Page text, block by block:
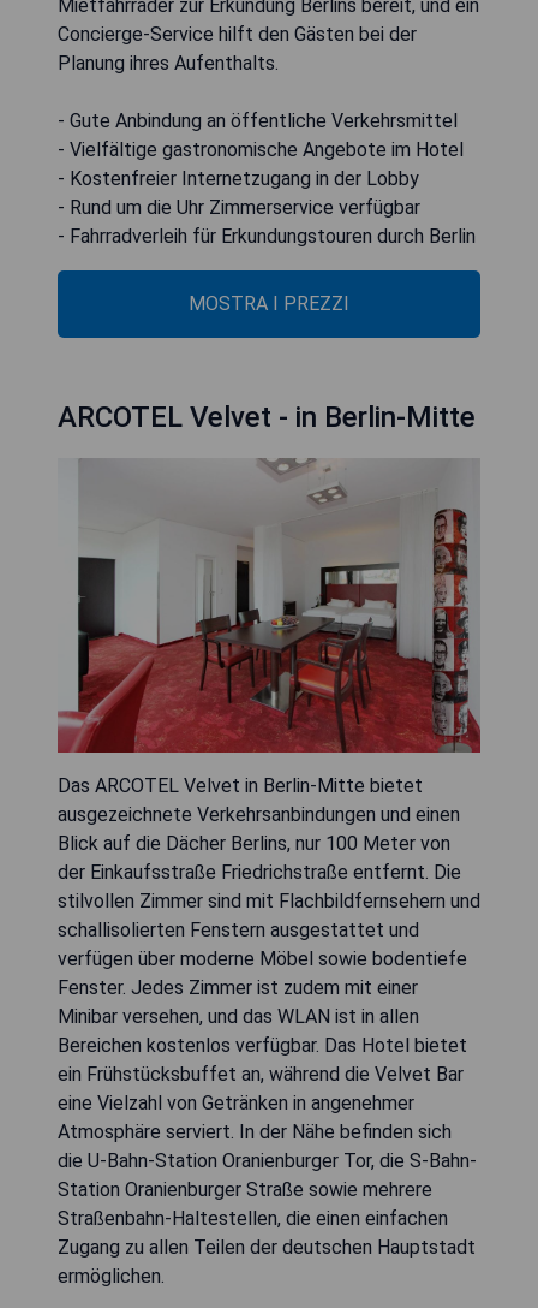
Mietfahrräder zur Erkundung Berlins bereit, und ein
Concierge-Service hilft den Gästen bei der
Planung ihres Aufenthalts.
- Gute Anbindung an öffentliche Verkehrsmittel
- Vielfältige gastronomische Angebote im Hotel
- Kostenfreier Internetzugang in der Lobby
- Rund um die Uhr Zimmerservice verfügbar
- Fahrradverleih für Erkundungstouren durch Berlin
MOSTRA I PREZZI
ARCOTEL Velvet - in Berlin-Mitte
Das ARCOTEL Velvet in Berlin-Mitte bietet
ausgezeichnete Verkehrsanbindungen und einen
Blick auf die Dächer Berlins, nur 100 Meter von
der Einkaufsstraße Friedrichstraße entfernt. Die
stilvollen Zimmer sind mit Flachbildfernsehern und
schallisolierten Fenstern ausgestattet und
verfügen über moderne Möbel sowie bodentiefe
Fenster. Jedes Zimmer ist zudem mit einer
Minibar versehen, und das WLAN ist in allen
Bereichen kostenlos verfügbar. Das Hotel bietet
ein Frühstücksbuffet an, während die Velvet Bar
eine Vielzahl von Getränken in angenehmer
Atmosphäre serviert. In der Nähe befinden sich
die U-Bahn-Station Oranienburger Tor, die S-Bahn-
Station Oranienburger Straße sowie mehrere
Straßenbahn-Haltestellen, die einen einfachen
Zugang zu allen Teilen der deutschen Hauptstadt
ermöglichen.